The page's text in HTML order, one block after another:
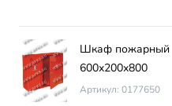
Шкаф пожарный
600х200х800
Артикул: 0177650